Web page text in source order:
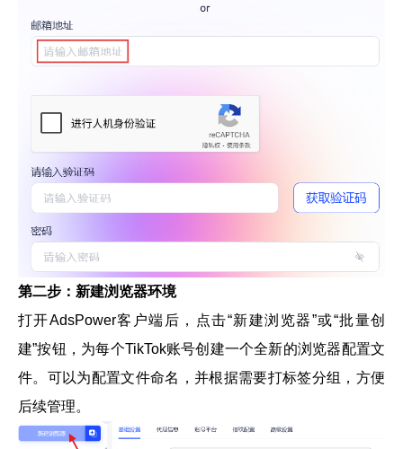
第二步：新建浏览器环境
打开AdsPower客户端后，点击“新建浏览器”或“批量创
建”按钮，为每个TikTok账号创建一个全新的浏览器配置文
件。可以为配置文件命名，并根据需要打标签分组，方便
后续管理。